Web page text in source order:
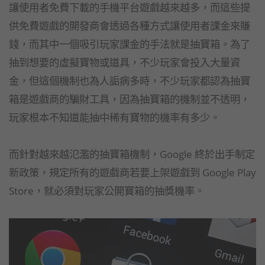
讓使用者免費下載的手機平台遊戲越來越多，而這些提
供免費遊戲的開發商會透過各種方式讓使用者課金來賺
錢，而其中一個吸引玩家課金的手法就是抽寶箱。為了
抽到想要的虛擬寶物或道具，不少玩家會投入大量資
金，但這個機制也為人詬病多時，不少玩家都認為抽寶
箱是遊戲商的騙財工具，因為抽寶箱的機制並不透明，
玩家根本不知道能抽中稀有寶物的機率有多少。
而針對越來越氾濫的抽寶箱機制，Google 終於出手制定
新政策，規定所有的遊戲商若要上架遊戲到 Google Play
Store，就必須對玩家公開寶箱的抽獎機率。